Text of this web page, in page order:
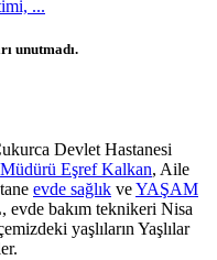
...
unutmadı.
Devlet Hastanesi
Müdürü Eşref Kalkan, Aile
evde sağlık veYAŞAM
bakım teknikeri Nisa
yaşlıların Yaşlılar